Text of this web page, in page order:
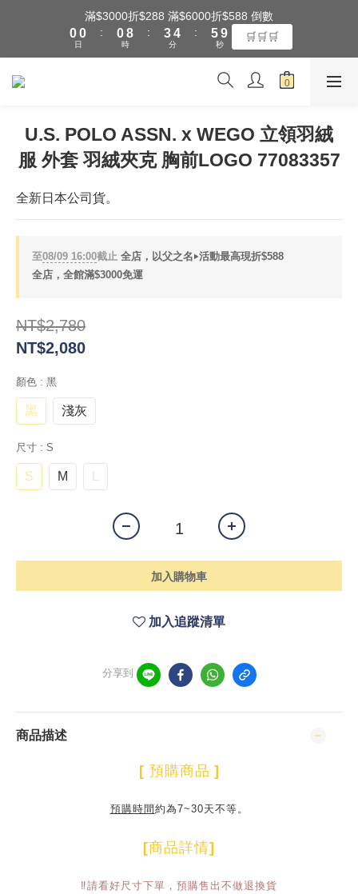
全館滿$3000享『超商』免運費
滿$3000折$288 滿$6000折$588 倒數
0
1
0
日
:
1
0
9
8
7
2
1
時
:
4
3
2
5
4
3
分
:
6
5
4
9
8
7
5
2
1
秒
🛒🛒🛒
全館滿$3000享『超商』免運費
U.S. POLO ASSN. x WEGO 立領羽絨
服 外套 羽絨夾克 胸前LOGO 77083357
全新日本公司貨。
至08/09 16:00截止 全店，以父之名‣活動最高現折$588
全店，全館滿$3000免運
NT$2,780
NT$2,080
顏色 : 黑
黑 淺灰
尺寸 : S
S M
加入購物車
加入追蹤清單
分享到
商品描述
[ 預購商品 ]
預購時間 約為7~30天不等。
[商品詳情]
‼️請看好尺寸下單，預購售出不做退換貨